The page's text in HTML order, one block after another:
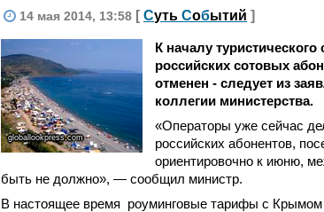
14 мая 2014, 13:58 [ Суть Событий ]
globallookpress.com
К началу
российских сотовых
отменен - следует из
коллегии министерства.
«Операторы уже сейчас
российских абонентов,
ориентировочно к июню,
быть не должно», — сообщил министр.
В настоящее время роуминговые тарифы с Крымом